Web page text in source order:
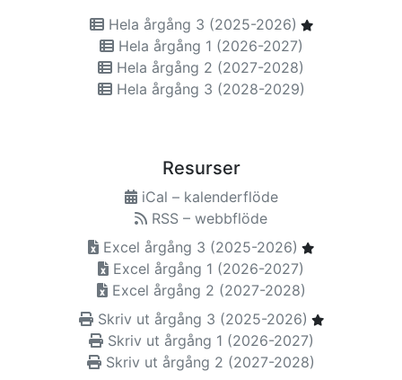
Hela årgång 3 (2025-2026)
Hela årgång 1 (2026-2027)
Hela årgång 2 (2027-2028)
Hela årgång 3 (2028-2029)
Resurser
iCal – kalenderflöde
RSS – webbflöde
Excel årgång 3 (2025-2026)
Excel årgång 1 (2026-2027)
Excel årgång 2 (2027-2028)
Skriv ut årgång 3 (2025-2026)
Skriv ut årgång 1 (2026-2027)
Skriv ut årgång 2 (2027-2028)